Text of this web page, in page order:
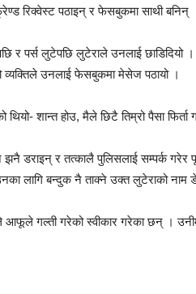
रिक्वेस्ट पठाइन् र फेसबुकमा साथी बनिन्
र पर्स लुटेपछि लुटेराले उनलाई छाडिदियो
उनलाई फेसबुकमा मेसेज पठायो ।
शान्त होउ, मैले छिटै तिम्रो पैसा फिर्ता
डराइन् र तत्कालै पुलिसलाई सम्पर्क गरेर
लागि बन्दुक नै ताक्ने उक्त लुटेराको नाम
आफूले गल्ती गरेको स्वीकार गरेका छन् ।